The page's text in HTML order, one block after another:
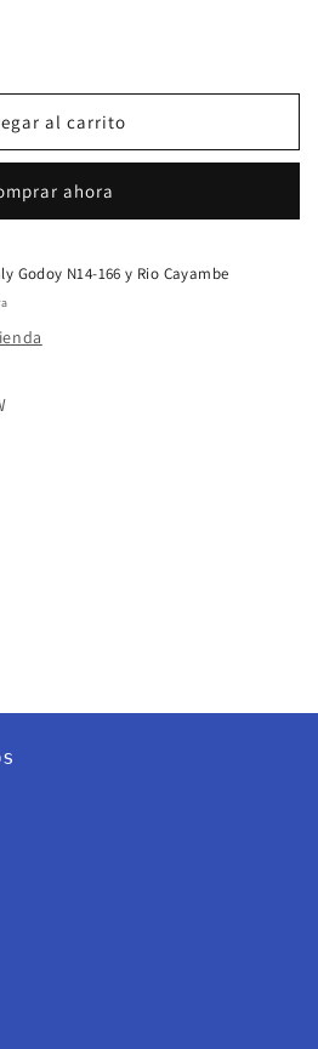
al carrito
ahora
Godoy N14-166 y Rio Cayambe